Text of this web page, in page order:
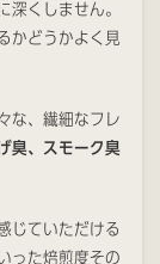
深くしません。
かどうかよく見
な、繊細なフレ
臭、スモーク臭
じていただける
った焙煎度その